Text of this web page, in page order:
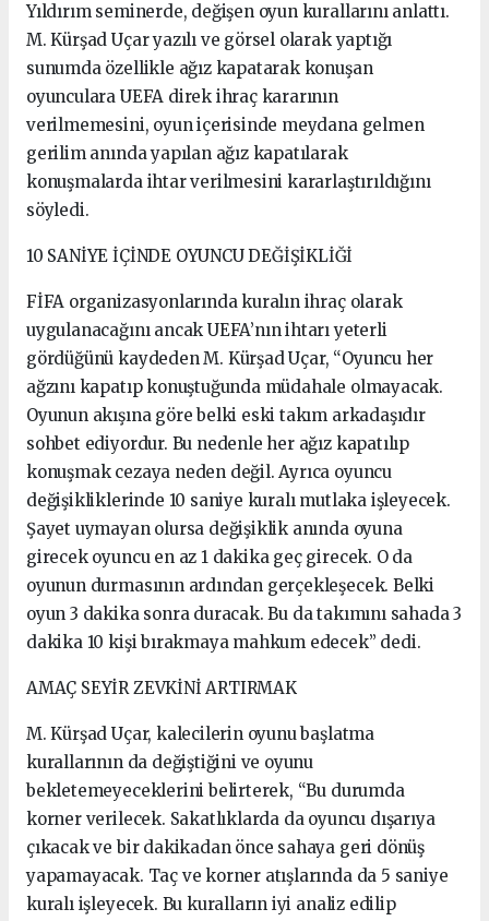
Yıldırım seminerde, değişen oyun kurallarını anlattı.
M. Kürşad Uçar yazılı ve görsel olarak yaptığı
sunumda özellikle ağız kapatarak konuşan
oyunculara UEFA direk ihraç kararının
verilmemesini, oyun içerisinde meydana gelmen
gerilim anında yapılan ağız kapatılarak
konuşmalarda ihtar verilmesini kararlaştırıldığını
söyledi.
10 SANİYE İÇİNDE OYUNCU DEĞİŞİKLİĞİ
FİFA organizasyonlarında kuralın ihraç olarak
uygulanacağını ancak UEFA’nın ihtarı yeterli
gördüğünü kaydeden M. Kürşad Uçar, “Oyuncu her
ağzını kapatıp konuştuğunda müdahale olmayacak.
Oyunun akışına göre belki eski takım arkadaşıdır
sohbet ediyordur. Bu nedenle her ağız kapatılıp
konuşmak cezaya neden değil. Ayrıca oyuncu
değişikliklerinde 10 saniye kuralı mutlaka işleyecek.
Şayet uymayan olursa değişiklik anında oyuna
girecek oyuncu en az 1 dakika geç girecek. O da
oyunun durmasının ardından gerçekleşecek. Belki
oyun 3 dakika sonra duracak. Bu da takımını sahada 3
dakika 10 kişi bırakmaya mahkum edecek” dedi.
AMAÇ SEYİR ZEVKİNİ ARTIRMAK
M. Kürşad Uçar, kalecilerin oyunu başlatma
kurallarının da değiştiğini ve oyunu
bekletemeyeceklerini belirterek, “Bu durumda
korner verilecek. Sakatlıklarda da oyuncu dışarıya
çıkacak ve bir dakikadan önce sahaya geri dönüş
yapamayacak. Taç ve korner atışlarında da 5 saniye
kuralı işleyecek. Bu kuralların iyi analiz edilip